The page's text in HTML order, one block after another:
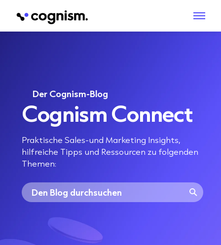
Der Cognism-Blog
Cognism Connect
Praktische Sales-und Marketing Insights,
hilfreiche Tipps und Ressourcen zu folgenden
Themen: